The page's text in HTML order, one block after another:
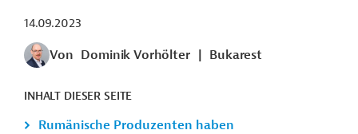
14.09.2023
Von Dominik Vorhölter Bukarest
INHALT DIESER SEITE
Rumänische Produzenten haben